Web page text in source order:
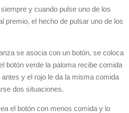
y cuando pulse uno de los
premio, el hecho de pulsar uno de los
se asocia con un botón, se coloca
botón verde la paloma recibe comida
y el rojo le da la misma comida
dos situaciones.
el botón con menos comida y lo